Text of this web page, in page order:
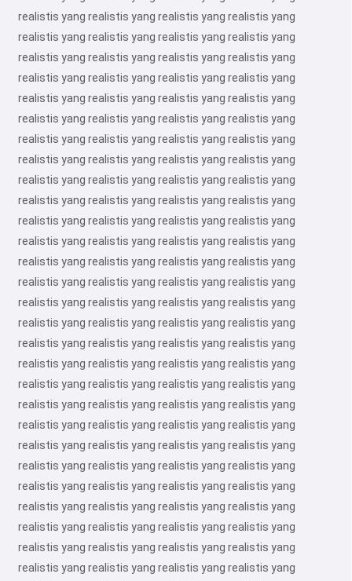
realistis yang realistis yang realistis yang realistis yang
realistis yang realistis yang realistis yang realistis yang
realistis yang realistis yang realistis yang realistis yang
realistis yang realistis yang realistis yang realistis yang
realistis yang realistis yang realistis yang realistis yang
realistis yang realistis yang realistis yang realistis yang
realistis yang realistis yang realistis yang realistis yang
realistis yang realistis yang realistis yang realistis yang
realistis yang realistis yang realistis yang realistis yang
realistis yang realistis yang realistis yang realistis yang
realistis yang realistis yang realistis yang realistis yang
realistis yang realistis yang realistis yang realistis yang
realistis yang realistis yang realistis yang realistis yang
realistis yang realistis yang realistis yang realistis yang
realistis yang realistis yang realistis yang realistis yang
realistis yang realistis yang realistis yang realistis yang
realistis yang realistis yang realistis yang realistis yang
realistis yang realistis yang realistis yang realistis yang
realistis yang realistis yang realistis yang realistis yang
realistis yang realistis yang realistis yang realistis yang
realistis yang realistis yang realistis yang realistis yang
realistis yang realistis yang realistis yang realistis yang
realistis yang realistis yang realistis yang realistis yang
realistis yang realistis yang realistis yang realistis yang
realistis yang realistis yang realistis yang realistis yang
realistis yang realistis yang realistis yang realistis yang
realistis yang realistis yang realistis yang realistis yang
realistis yang realistis yang realistis yang realistis yang